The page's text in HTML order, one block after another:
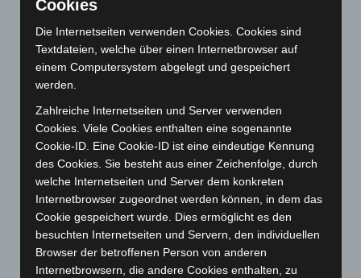
Mai 2026(99)
April 2026(99)
Februar 2026(109)
Januar 2026 (122)
Dezember 2025(103)
November 2025
Oktober 2025(112)
September 2025(93)
August 2025
Cookies
Die Internetseiten verwenden Cookies. Cookies sind
Textdateien, welche über einen Internetbrowser auf
einem Computersystem abgelegt und gespeichert
werden.
Zahlreiche Internetseiten und Server verwenden
Cookies. Viele Cookies enthalten eine sogenannte
Cookie-ID. Eine Cookie-ID ist eine eindeutige Kennung
des Cookies. Sie besteht aus einer Zeichenfolge, durch
welche Internetseiten und Server dem konkreten
Internetbrowser zugeordnet werden können, in dem das
Cookie gespeichert wurde. Dies ermöglicht es den
besuchten Internetseiten und Servern, den individuellen
Browser der betroffenen Person von anderen
Internetbrowsern, die andere Cookies enthalten, zu